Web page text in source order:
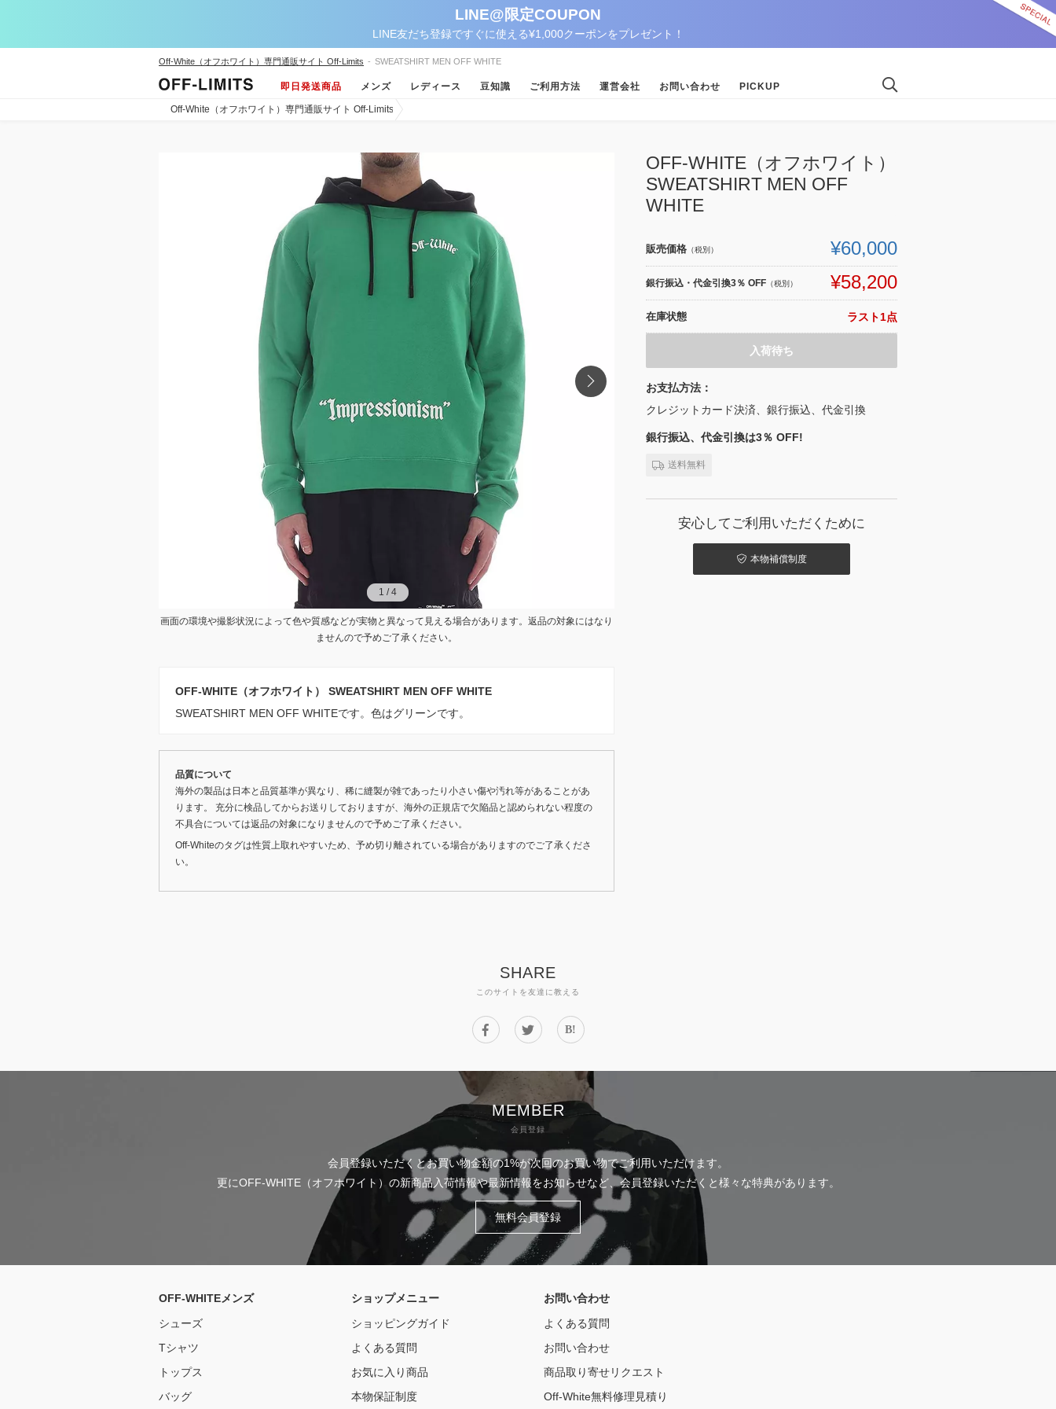
LINE@限定COUPON
LINE友だち登録ですぐに使える¥1,000クーポンをプレゼント！
Off-White（オフホワイト）専門通販サイト Off-Limits - SWEATSHIRT MEN OFF WHITE
即日発送商品 メンズ レディース 豆知識 ご利用方法 運営会社 お問い合わせ PICKUP
Off-White（オフホワイト）専門通販サイト Off-Limits
1 /4
1 /4
画面の環境や撮影状況によって色や質感などが実物と異なって見える場合があります。返品の対象にはなり
ませんので予めご了承ください。
OFF-WHITE（オフホワイト） SWEATSHIRT MEN OFF WHITE
SWEATSHIRT MEN OFF WHITEです。色はグリーンです。
品質について
海外の製品は日本と品質基準が異なり、稀に縫製が雑であったり小さい傷や汚れ等があることがあ
ります。 充分に検品してからお送りしておりますが、海外の正規店で欠陥品と認められない程度の
不具合については返品の対象になりませんので予めご了承ください。
Off-Whiteのタグは性質上取れやすいため、予め切り離されている場合がありますのでご了承くださ
い。
OFF-WHITE（オフホワイト）
SWEATSHIRT MEN OFF
WHITE
販売価格 （税別） ¥60,000
銀行振込・代金引換3％ OFF （税別） ¥58,200
在庫状態 ラスト1点
入荷待ち
お支払方法：
クレジットカード決済、銀行振込、代金引換
銀行振込、代金引換は3％ OFF!
送料無料
安心してご利用いただくために
本物補償制度
SHARE
このサイトを友達に教える
B!
MEMBER
会員登録
会員登録いただくとお買い物金額の1%が次回のお買い物でご利用いただけます。
更にOFF-WHITE（オフホワイト）の新商品入荷情報や最新情報をお知らせなど、会員登録いただくと様々な特典があります。
無料会員登録
OFF-WHITEメンズ
シューズ
Tシャツ
トップス
バッグ
ショップメニュー
ショッピングガイド
よくある質問
お気に入り商品
本物保証制度
お問い合わせ
よくある質問
お問い合わせ
商品取り寄せリクエスト
Off-White無料修理見積り